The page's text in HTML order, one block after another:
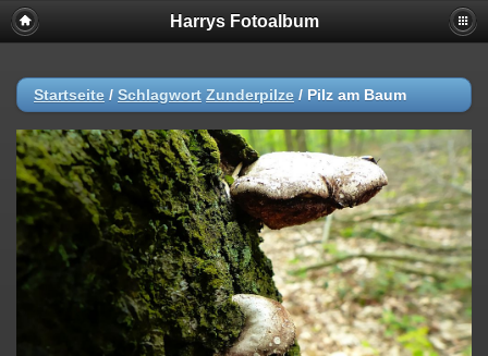
Harrys Fotoalbum
Startseite / Schlagwort Zunderpilze / Pilz am Baum